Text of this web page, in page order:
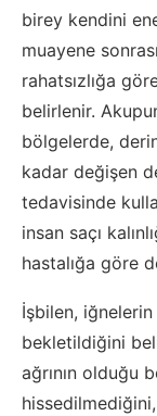
birey kendini
muayene
rahatsızlığa
belirlenir.
bölgelerde,
kadar değişen
tedavisinde
insan saçı
hastalığa göre
İşbilen,
bekletildiğini
ağrının olduğu
hissedilmediğini,